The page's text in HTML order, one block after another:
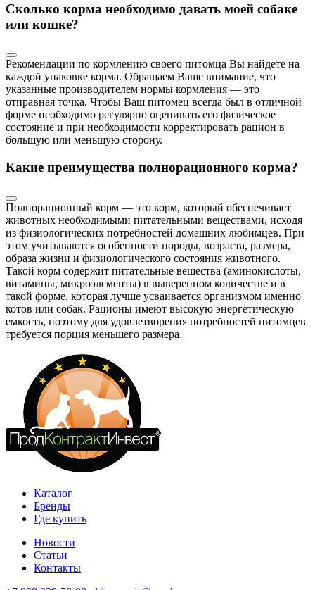
Сколько корма необходимо давать моей собаке
или кошке?
Рекомендации по кормлению своего питомца Вы найдете на
каждой упаковке корма. Обращаем Ваше внимание, что
указанные производителем нормы кормления — это
отправная точка. Чтобы Ваш питомец всегда был в отличной
форме необходимо регулярно оценивать его физическое
состояние и при необходимости корректировать рацион в
большую или меньшую сторону.
Какие преимущества полнорационного корма?
Полнорационный корм — это корм, который обеспечивает
животных необходимыми питательными веществами, исходя
из физиологических потребностей домашних любимцев. При
этом учитываются особенности породы, возраста, размера,
образа жизни и физиологического состояния животного.
Такой корм содержит питательные вещества (аминокислоты,
витамины, микроэлементы) в выверенном количестве и в
такой форме, которая лучше усваивается организмом именно
котов или собак. Рационы имеют высокую энергетическую
емкость, поэтому для удовлетворения потребностей питомцев
требуется порция меньшего размера.
Каталог
Бренды
Где купить
Новости
Статьи
Контакты